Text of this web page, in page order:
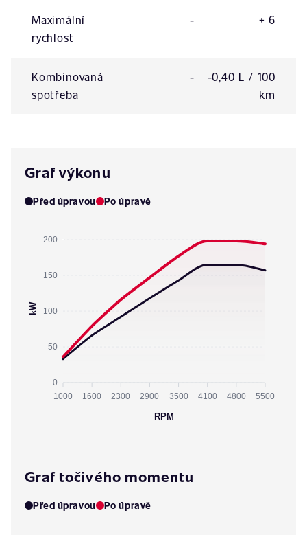
Maximální
rychlost
- + 6
Kombinovaná
spotřeba
-
-0,40 L / 100
km
Graf výkonu
Před úpravou Po úpravě
200
150
100
50
0
kW
1000 1600 2300 2900 3500 4100 4800 5500
RPM
Graf točivého momentu
Před úpravou Po úpravě